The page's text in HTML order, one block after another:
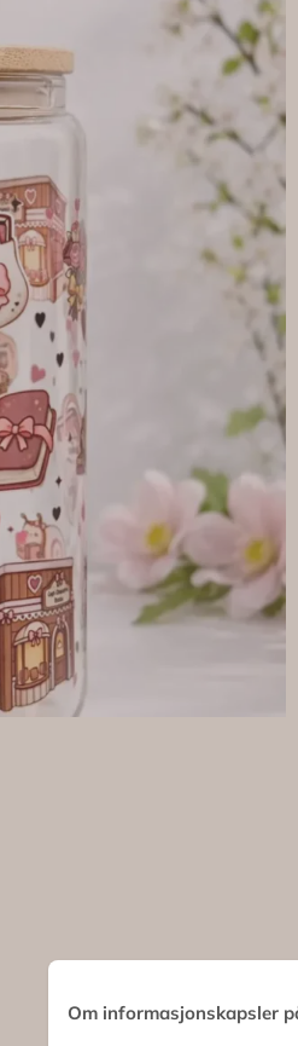
Om informasjonskapsler